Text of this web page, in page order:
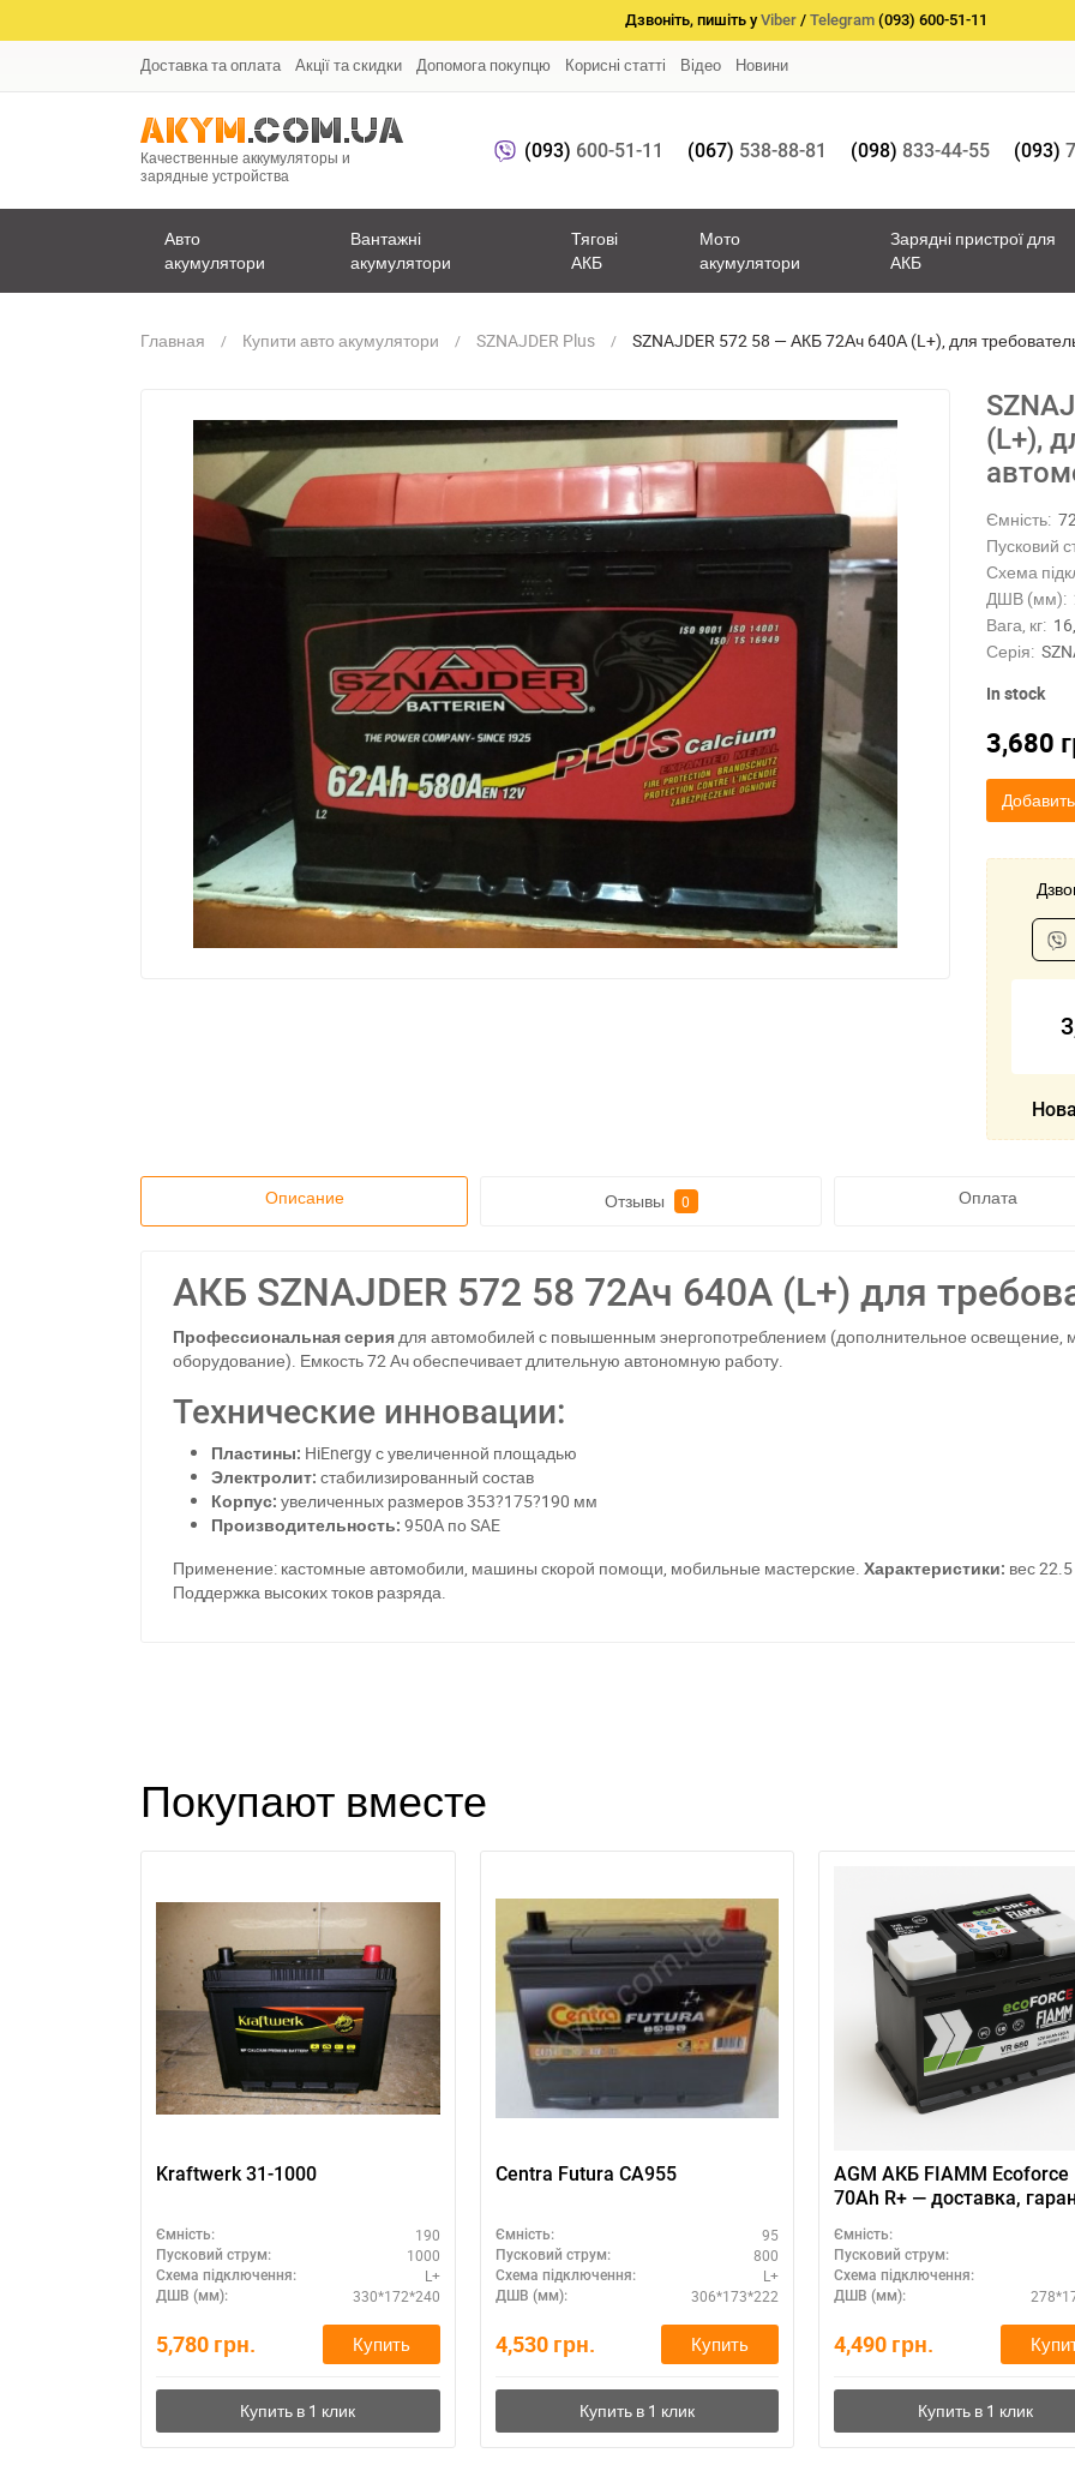
Дзвоніть, пишіть у Viber / Telegram (093) 600-51-11
Доставка та оплата Акції та скидки Допомога покупцю Корисні статті Відео Новини
Качественные аккумуляторы и
зарядные устройства
(093) 600-51-11 (067) 538-88-81 (098) 833-44-55 (093)
Авто
акумулятори
Вантажні
акумулятори
Тягові
АКБ
Мото
акумулятори
Зарядні пристрої для
АКБ
Главная Купити авто акумулятори SZNAJDER Plus SZNAJDER 572 58 — АКБ 72Ач 640А (L+), для
(L+),
Ємність:
Пусковий
Схема
ДШВ (мм):
Вага, кг:
Серія:
In stock
3,680
Описание Отзывы 0 Оплата
АКБ SZNAJDER 572 58 72Ач 640А (L+) для
Профессиональная сериядля автомобилей с повышенным энергопотреблением (дополнительное освещение,
оборудование). Емкость 72 Ач обеспечивает длительную автономную работу.
Технические инновации:
Пластины: HiEnergy с увеличенной площадью
Электролит: стабилизированный состав
Корпус: увеличенных размеров 353?175?190 мм
Производительность: 950А по SAE
Применение: кастомные автомобили, машины скорой помощи, мобильные мастерские. Характеристики: вес
Поддержка высоких токов разряда.
Покупают вместе
Kraftwerk 31-1000
Ємність: 190
Пусковий струм: 1000
Схема підключення: L+
ДШВ (мм): 330*172*240
5,780 грн. Купить
Centra Futura CA955
Ємність: 95
Пусковий струм: 800
Схема підключення: L+
ДШВ (мм): 306*173*222
4,530 грн. Купить
AGM АКБ FIAMM Ecoforce
70Ah R+ — доставка,
Ємність:
Пусковий струм:
Схема підключення:
ДШВ (мм):
4,490 грн.
Написати в Viber Написати в Telegram